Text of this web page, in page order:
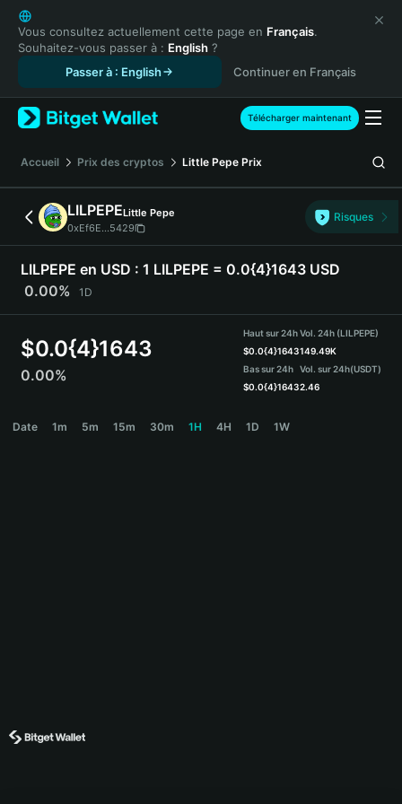
English
日本語
Tiếng Việt
Español (Latinoamérica)
Türkçe
Français
Deutsch
简体中文
繁體中文
Português (Portugal)
Bahasa Indonesia
ภาษาไทย
हिन्दी
Español
Português (Brasil)
Vous consultez actuellement cette page en Français.
Souhaitez-vous passer à : English ?
Passer à : English
Continuer en Français
Télécharger maintenant
Accueil Prix des cryptos Little Pepe Prix
LILPEPELittle Pepe
0xEf6E...5429
Risques
LILPEPE en USD : 1 LILPEPE = 0.0{4}1643 USD
0.00%
1D
$0.0{4}1643
0.00%
Haut sur 24h
$0.0{4}1643
Bas sur 24h
$0.0{4}1643
Vol. 24h (LILPEPE)
149.49K
Vol. sur 24h(USDT)
2.46
Date 1m 5m 15m 30m 1H 4H 1D 1W